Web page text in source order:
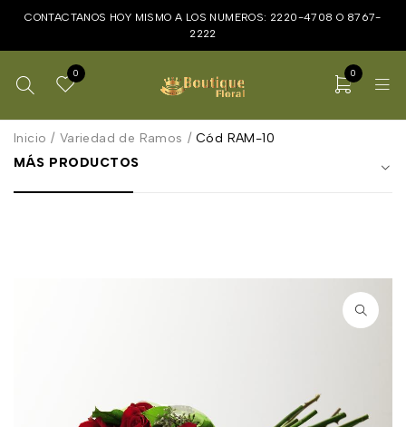
CONTACTANOS HOY MISMO A LOS NUMEROS: 2220-4708 O 8767-
2222
0 0
Inicio / Variedad de Ramos / Cód RAM-10
MÁS PRODUCTOS